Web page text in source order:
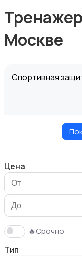
Москве
Спортивная
Ролики и
Цена
🔥Срочно
Тип